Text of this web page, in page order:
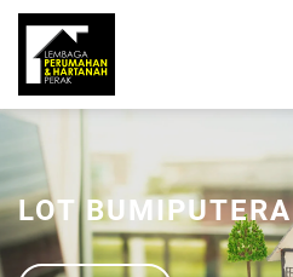
LOT BUMIPUTERA